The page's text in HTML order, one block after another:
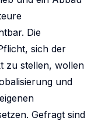
Die
sich der
zu stellen, wollen
und
Gefragt sind